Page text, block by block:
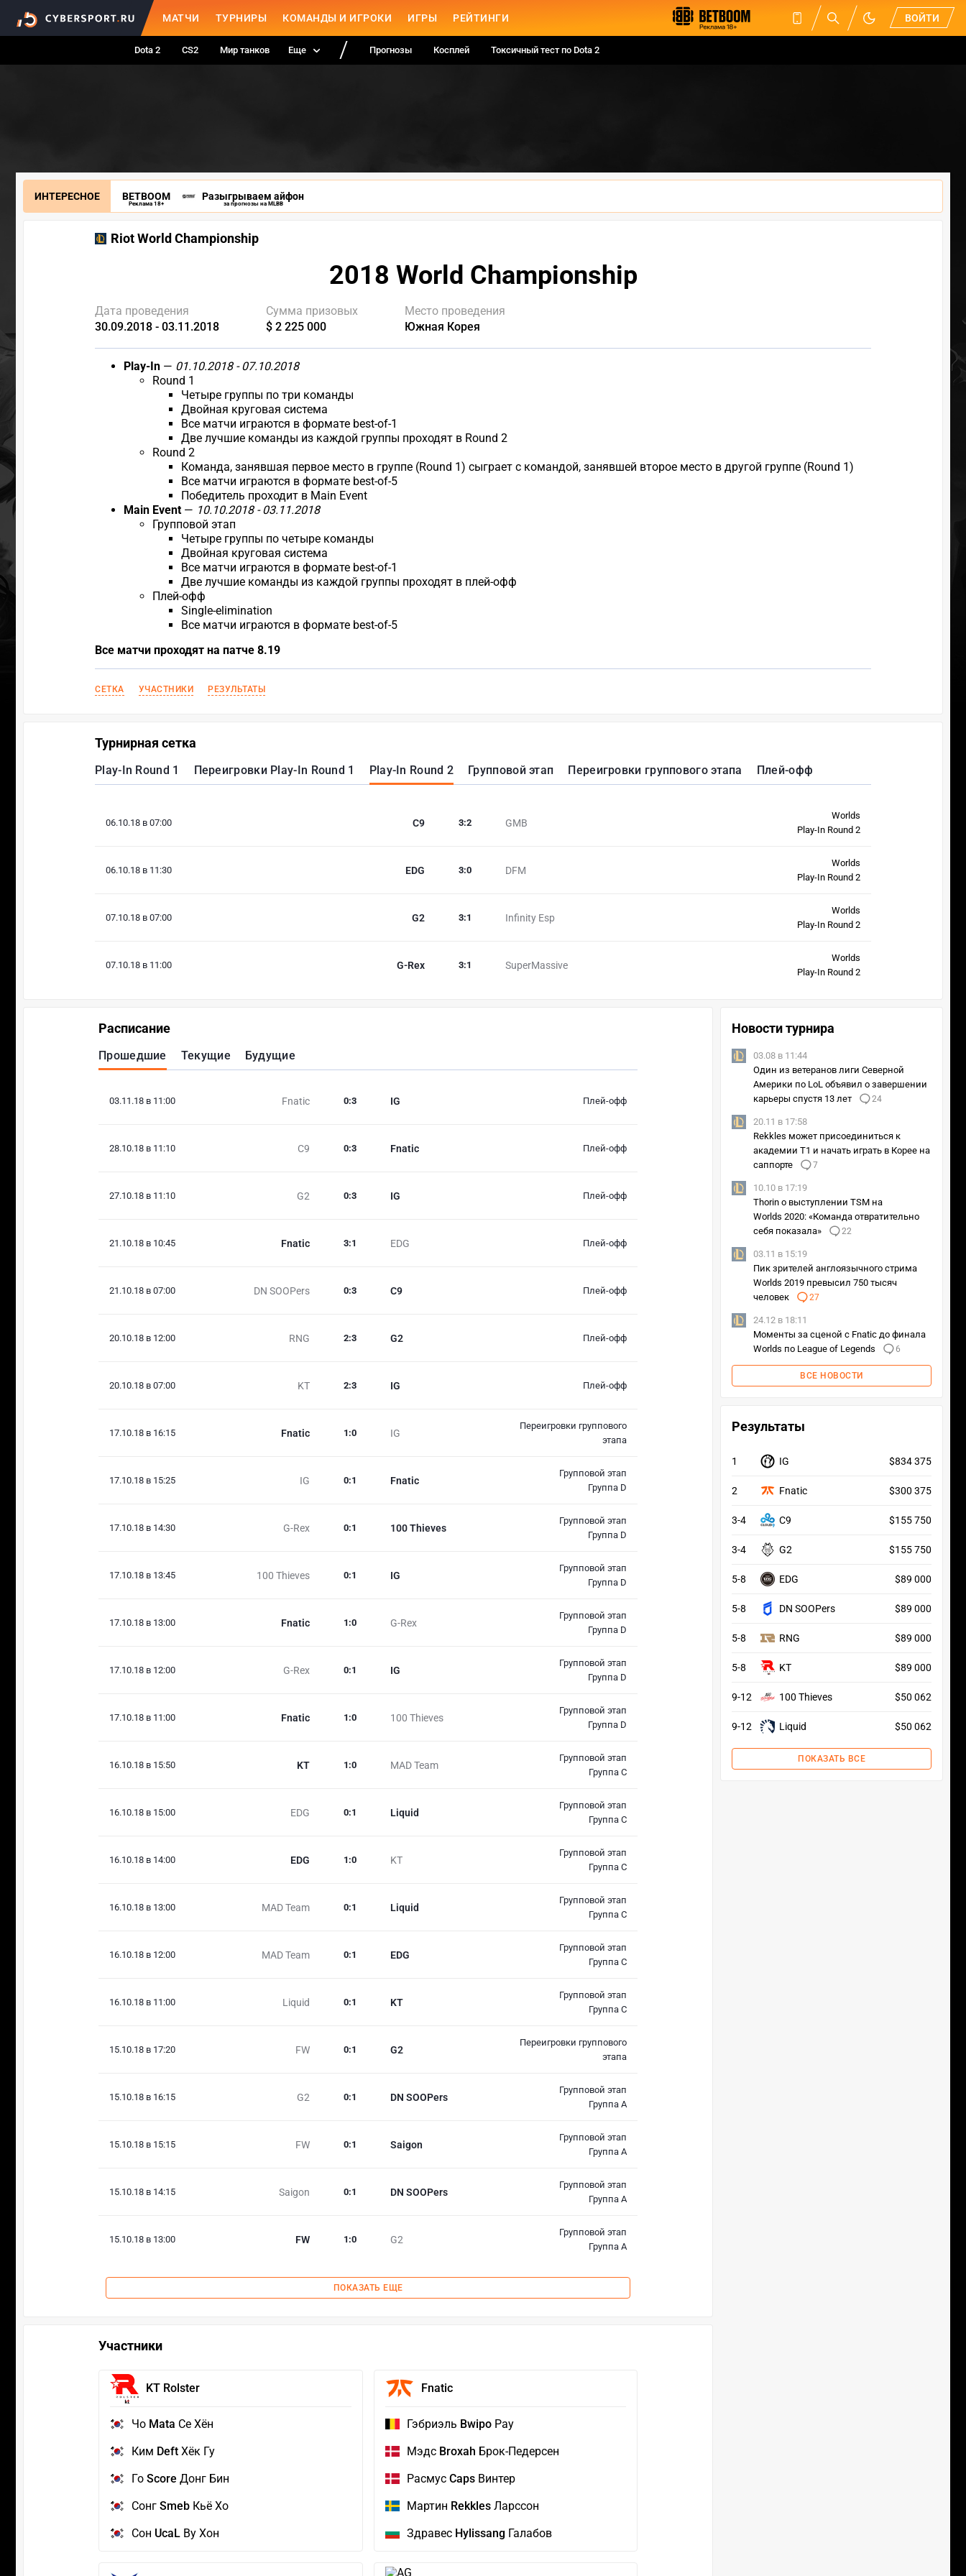
МАТЧИ ТУРНИРЫ КОМАНДЫ И ИГРОКИ ИГРЫ РЕЙТИНГИ ВОЙТИ
Dota 2 CS2 Мир танков Еще Прогнозы Косплей Токсичный тест по Dota 2
ИНТЕРЕСНОЕ BETBOOM
Реклама 18+
Разыгрываем айфон
за прогнозы на MLBB
Riot World Championship
2018 World Championship
Дата проведения
30.09.2018 - 03.11.2018
Сумма призовых
$ 2 225 000
Место проведения
Южная Корея
Play-In — 01.10.2018 - 07.10.2018
Round 1
Четыре группы по три команды
Двойная круговая система
Все матчи играются в формате best-of-1
Две лучшие команды из каждой группы проходят в Round 2
Round 2
Команда, занявшая первое место в группе (Round 1) сыграет с командой, занявшей второе место в другой группе (Round 1)
Все матчи играются в формате best-of-5
Победитель проходит в Main Event
Main Event — 10.10.2018 - 03.11.2018
Групповой этап
Четыре группы по четыре команды
Двойная круговая система
Все матчи играются в формате best-of-1
Две лучшие команды из каждой группы проходят в плей-офф
Плей-офф
Single-elimination
Все матчи играются в формате best-of-5
Все матчи проходят на патче 8.19
СЕТКА УЧАСТНИКИ РЕЗУЛЬТАТЫ
Турнирная сетка
Play-In Round 1 Переигровки Play-In Round 1 Play-In Round 2 Групповой этап Переигровки группового этапа Плей-офф
06.10.18 в 07:00 C9 GMB
3:2
Worlds
Play-In Round 2
06.10.18 в 11:30 EDG DFM
3:0
Worlds
Play-In Round 2
07.10.18 в 07:00 G2 Infinity Esp
3:1
Worlds
Play-In Round 2
07.10.18 в 11:00 G-Rex SuperMassive
3:1
Worlds
Play-In Round 2
Расписание
Прошедшие Текущие Будущие
03.11.18 в 11:00 Fnatic IG
0:3 Плей-офф
28.10.18 в 11:10 C9 Fnatic
0:3 Плей-офф
27.10.18 в 11:10 G2 IG
0:3 Плей-офф
21.10.18 в 10:45 Fnatic EDG
3:1 Плей-офф
21.10.18 в 07:00 DN SOOPers C9
0:3 Плей-офф
20.10.18 в 12:00 RNG G2
2:3 Плей-офф
20.10.18 в 07:00 KT IG
2:3 Плей-офф
17.10.18 в 16:15 Fnatic IG
1 :0
Переигровки группового
этапа
17.10.18 в 15:25 IG Fnatic
0:1
Групповой этап
Группа D
17.10.18 в 14:30 G-Rex 100 Thieves
0:1
Групповой этап
Группа D
17.10.18 в 13:45 100 Thieves IG
0:1
Групповой этап
Группа D
17.10.18 в 13:00 Fnatic G-Rex
1 :0
Групповой этап
Группа D
17.10.18 в 12:00 G-Rex IG
0:1
Групповой этап
Группа D
17.10.18 в 11:00 Fnatic 100 Thieves
1 :0
Групповой этап
Группа D
16.10.18 в 15:50 KT MAD Team
1 :0
Групповой этап
Группа C
16.10.18 в 15:00 EDG Liquid
0:1
Групповой этап
Группа C
16.10.18 в 14:00 EDG KT
1 :0
Групповой этап
Группа C
16.10.18 в 13:00 MAD Team Liquid
0:1
Групповой этап
Группа C
16.10.18 в 12:00 MAD Team EDG
0:1
Групповой этап
Группа C
16.10.18 в 11:00 Liquid KT
0:1
Групповой этап
Группа C
15.10.18 в 17:20 FW G2
0:1
Переигровки группового
этапа
15.10.18 в 16:15 G2 DN SOOPers
0:1
Групповой этап
Группа A
15.10.18 в 15:15 FW Saigon
0:1
Групповой этап
Группа A
15.10.18 в 14:15 Saigon DN SOOPers
0:1
Групповой этап
Группа A
15.10.18 в 13:00 FW G2
1 :0
Групповой этап
Группа A
ПОКАЗАТЬ ЕЩЕ
Участники
KT Rolster
Чо Mata Ce Хён
Ким Deft Хёк Гу
Го Score Донг Бин
Сонг Smeb Кьё Хо
Сон UcaL Ву Хон
Fnatic
Гэбриэль BwipoРау
Мэдс Broxah Брок-Педерсен
Расмус CapsВинтер
Мартин RekklesЛарссон
Здравес HylissangГалабов
Новости турнира
03.08 в 11:44
Один из ветеранов лиги Северной
Америки по LoL объявил о завершении
карьеры спустя 13 лет
24
20.11 в 17:58
Rekkles может присоединиться к
академии T1 и начать играть в Корее на
саппорте
7
10.10 в 17:19
Thorin о выступлении TSM на
Worlds 2020: «Команда отвратительно
себя показала»
22
03.11 в 15:19
Пик зрителей англоязычного стрима
Worlds 2019 превысил 750 тысяч
человек
27
24.12 в 18:11
Моменты за сценой с Fnatic до финала
Worlds по League of Legends
6
ВСЕ НОВОСТИ
Результаты
1 IG $834 375
2 Fnatic $300 375
3-4 C9 $155 750
3-4 G2 $155 750
5-8 EDG $89 000
5-8 DN SOOPers $89 000
5-8 RNG $89 000
5-8 KT $89 000
9-12 100 Thieves $50 062
9-12 Liquid $50 062
ПОКАЗАТЬ ВСЕ